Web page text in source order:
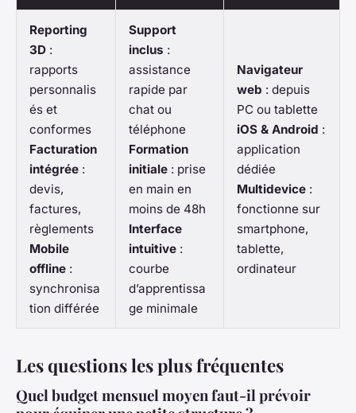
Reporting
3D :
rapports
personnalis
és et
conformes
Facturation
intégrée :
devis,
factures,
règlements
Mobile
offline :
synchronisa
tion différée
Support
inclus :
assistance
rapide par
chat ou
téléphone
Formation
initiale : prise
en main en
moins de 48h
Interface
intuitive :
courbe
d’apprentissa
ge minimale
Navigateur
web : depuis
PC ou tablette
iOS & Android :
application
dédiée
Multidevice :
fonctionne sur
smartphone,
tablette,
ordinateur
Les questions les plus fréquentes
Quel budget mensuel moyen faut-il prévoir